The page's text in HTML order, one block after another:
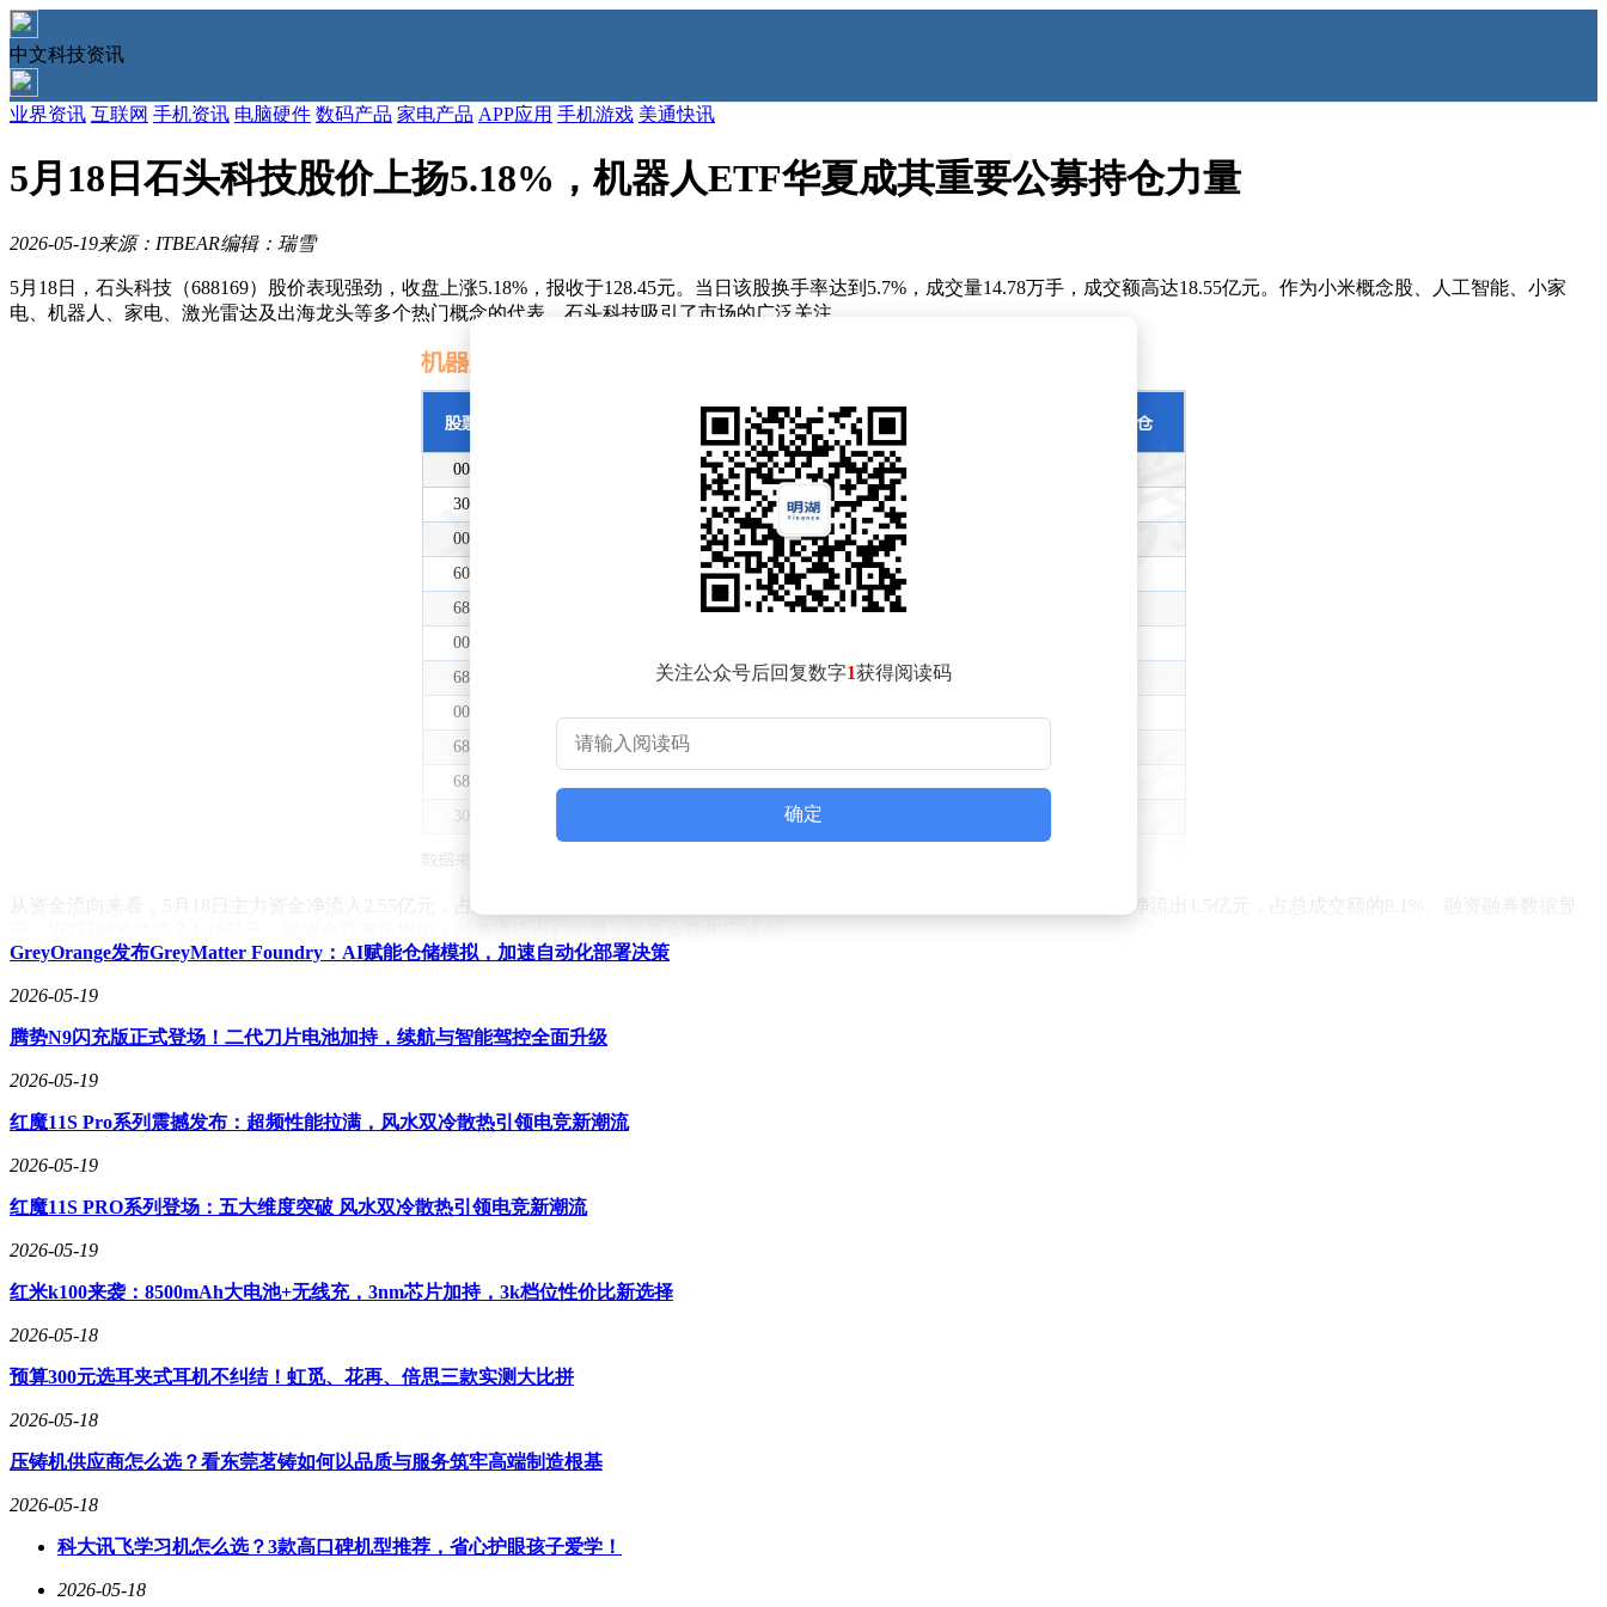
中文科技资讯
业界资讯 互联网 手机资讯 电脑硬件 数码产品 家电产品 APP应用 手机游戏 美通快讯
5月18日石头科技股价上扬5.18%，机器人ETF华夏成其重要公募持仓力量
2026-05-19来源：ITBEAR编辑：瑞雪
5月18日，石头科技（688169）股价表现强劲，收盘上涨5.18%，报收于128.45元。当日该股换手率达到5.7%，成交量14.78万手，成交额高达18.55亿元。作为小米概念股、人工智能、小家
电、机器人、家电、激光雷达及出海龙头等多个热门概念的代表，石头科技吸引了市场的广泛关注。
从资金流向来看，5月18日主力资金净流入2.55亿元，占总成交额的13.76%；游资资金净流出1.05亿元，占总成交额的5.66%；散户资金净流出1.5亿元，占总成交额的8.1%。融资融券数据显
示，近5日融资净流入1.16亿元，融资余额有所增加；融券净流出1300股，融券余额相应减少。
该股未来表现的乐观预期。
公募基金持仓数据显示，截至2026年第一季度末，共有97家公募基金重仓持有石头科技。其中，华夏基金旗下的机器人ETF华夏持有数量最多。该ETF目前规模达209.52亿元，最新净值为
1.1639（5月15日数据），较上一交易日上涨3.03%，近一年涨幅达33.9%。
机器人ETF华夏的基金经理为华龙，其在管的多只基金产品表现亮眼。例如，华夏饲料豆粕期货ETF联接A自2022年8月22日管理以来，收益率达20.96%；华夏上证50AH优选指数A同期收益
率为31.95%；华夏中证机器人ETF发起式联接A自2023年5月31日管理以来，收益率高达39.81%；华夏消费电子ETF联接A自2023年6月2日管理以来，收益率更是达到106.66%。
关注公众号后回复数字1获得阅读码
确定
GreyOrange发布GreyMatter Foundry：AI赋能仓储模拟，加速自动化部署决策
2026-05-19
腾势N9闪充版正式登场！二代刀片电池加持，续航与智能驾控全面升级
2026-05-19
红魔11S Pro系列震撼发布：超频性能拉满，风水双冷散热引领电竞新潮流
2026-05-19
红魔11S PRO系列登场：五大维度突破 风水双冷散热引领电竞新潮流
2026-05-19
红米k100来袭：8500mAh大电池+无线充，3nm芯片加持，3k档位性价比新选择
2026-05-18
预算300元选耳夹式耳机不纠结！虹觅、花再、倍思三款实测大比拼
2026-05-18
压铸机供应商怎么选？看东莞茗铸如何以品质与服务筑牢高端制造根基
2026-05-18
科大讯飞学习机怎么选？3款高口碑机型推荐，省心护眼孩子爱学！
2026-05-18